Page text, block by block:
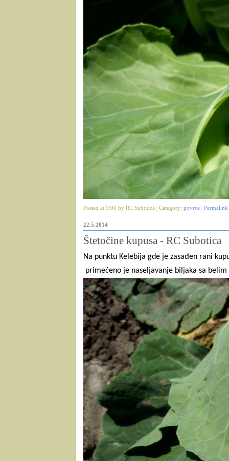
Posted at 9:00 by RC Subotica | Category: povrće Permalink
22.5.2014
Štetočine kupusa - RC Subotica
Na punktu Kelebija gde je zasađen rani
primećeno je naseljavanje biljaka sa